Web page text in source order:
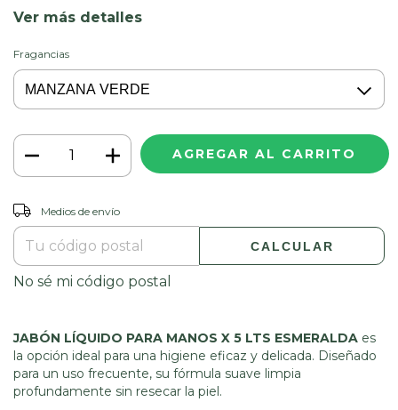
Ver más detalles
Fragancias
Entregas para el CP:
Medios de envío
CALCULAR
No sé mi código postal
JABÓN LÍQUIDO PARA MANOS X 5 LTS ESMERALDA es
la opción ideal para una higiene eficaz y delicada. Diseñado
para un uso frecuente, su fórmula suave limpia
profundamente sin resecar la piel.